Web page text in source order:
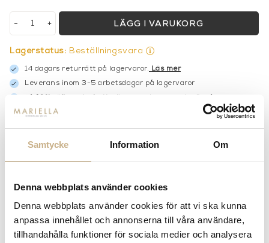
Samtycke Information Om
Denna webbplats använder cookies
Denna webbplats använder cookies för att vi ska kunna
anpassa innehållet och annonserna till våra användare,
tillhandahålla funktioner för sociala medier och analysera
+
- LÄGG I VARUKORG
Lagerstatus: Beställningsvara
14 dagars returrätt på lagervaror. Läs mer
Leverans inom 3-5 arbetsdagar på lagervaror
nyhetsbrev
BESKRIVNING